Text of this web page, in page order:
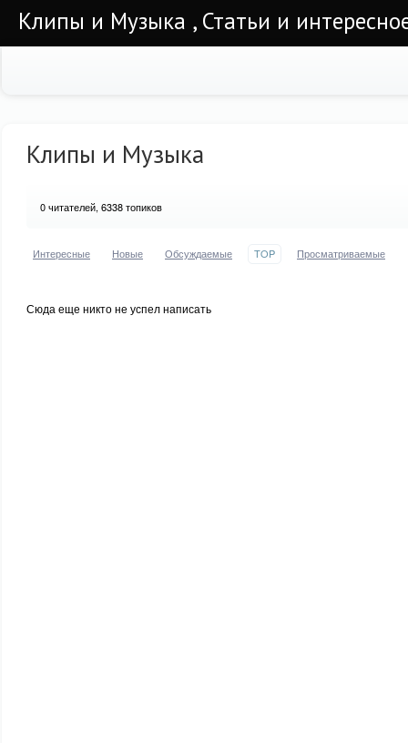
Клипы и Музыка , Статьи и
Клипы и Музыка
0читателей, 6338 топиков
Интересные Новые Обсуждаемые TOP Просматриваемые
Сюда еще никто не успел написать